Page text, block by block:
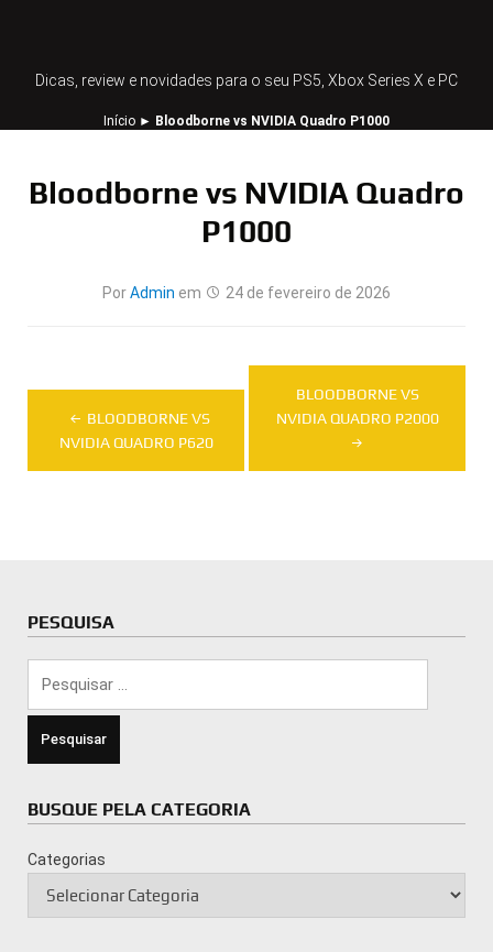
Dicas, review e novidades para o seu PS5, Xbox Series X e PC
Início ► Bloodborne vs NVIDIA Quadro P1000
Bloodborne vs NVIDIA Quadro
P1000
PorAdmin em 24 de fevereiro de 2026
Navegação
de
Post
BLOODBORNE VS
NVIDIA QUADRO P620
BLOODBORNE VS
NVIDIA QUADRO P2000
PESQUISA
BUSQUE PELA CATEGORIA
Categorias